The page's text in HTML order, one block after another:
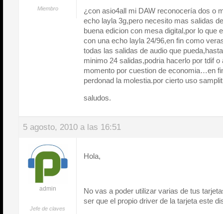
Miembro
¿con asio4all mi DAW reconocería dos o
echo layla 3g,pero necesito mas salidas
buena edicion con mesa digital,por lo que
con una echo layla 24/96,en fin como
todas las salidas de audio que
minimo 24 salidas,podria hacerlo por tdif
momento por cuestion de economia…en
perdonad la molestia.por cierto uso
saludos.
5 agosto, 2010 a las 16:51
admin
Jefe de claves
Hola,
No vas a poder utilizar varias de tus
ser que el propio driver de la tarjeta este